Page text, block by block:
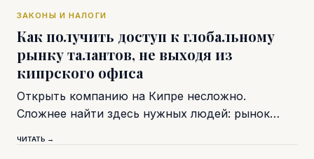
ЗАКОНЫ И НАЛОГИ
Как получить доступ к глобальному
рынку талантов, не выходя из
кипрского офиса
Открыть компанию на Кипре несложно.
Сложнее найти здесь нужных людей: рынок…
ЧИТАТЬ →